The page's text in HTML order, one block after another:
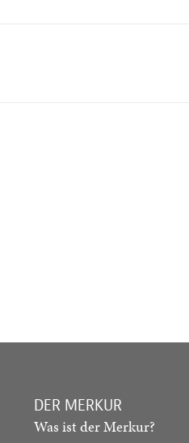
DER MERKUR
Was ist der Merkur?